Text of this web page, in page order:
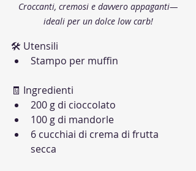
Croccanti, cremosi e davvero appaganti—
ideali per un dolce low carb!
🛠 Utensili
Stampo per muffin
🧾 Ingredienti
200 g di cioccolato
100 g di mandorle
6 cucchiai di crema di frutta
secca